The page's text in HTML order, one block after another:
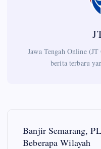
Jawa Tengah Online
berita terbaru
Banjir Semarang,
Beberapa Wilayah